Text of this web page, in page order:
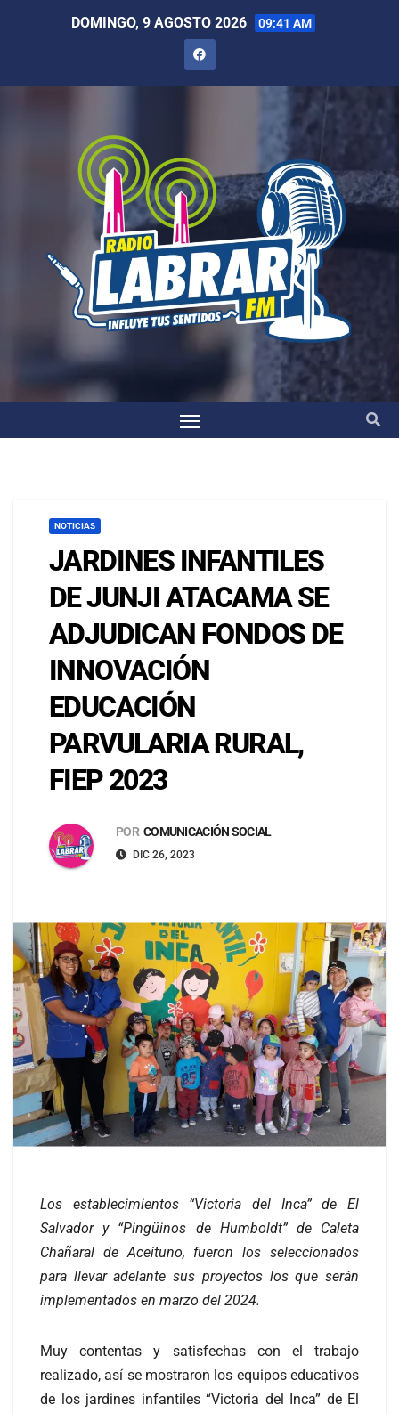
DOMINGO, 9 AGOSTO 2026 09:41 AM
NOTICIAS
JARDINES INFANTILES
DE JUNJI ATACAMA SE
ADJUDICAN FONDOS DE
INNOVACIÓN
EDUCACIÓN
PARVULARIA RURAL,
FIEP 2023
POR COMUNICACIÓN SOCIAL
DIC 26, 2023
Los establecimientos “Victoria del Inca” de El
Salvador y “Pingüinos de Humboldt” de Caleta
Chañaral de Aceituno, fueron los seleccionados
para llevar adelante sus proyectos los que serán
implementados en marzo del 2024.
Muy contentas y satisfechas con el trabajo
realizado, así se mostraron los equipos educativos
de los jardines infantiles “Victoria del Inca” de El